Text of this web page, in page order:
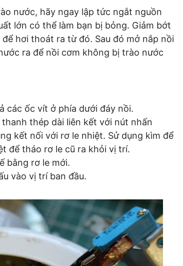
nước, hãy ngay lập tức ngắt nguồn
lớn có thể làm bạn bị bỏng. Giảm bớt
hơi thoát ra từ đó. Sau đó mở nắp nồi
ra để nồi cơm không bị trào nước
các ốc vít ở phía dưới đáy nồi.
thép dài liên kết với nút nhấn
kết nối với rơ le nhiệt. Sử dụng kìm để
để tháo rơ le cũ ra khỏi vị trí.
bằng rơ le mới.
vào vị trí ban đầu.